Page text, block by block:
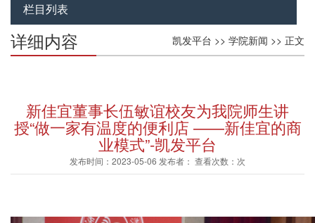
栏目列表
凯发平台 >> 学院新闻 >> 正文
详细内容
新佳宜董事长伍敏谊校友为我院师生讲
授“做一家有温度的便利店 ——新佳宜的商
业模式”-凯发平台
发布时间：2023-05-06 发布者： 查看次数：次